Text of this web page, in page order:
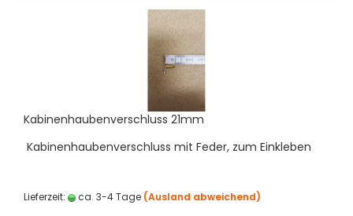
Kabinenhaubenverschluss 21mm
Kabinenhaubenverschluss mit Feder, zum Einkleben
Lieferzeit: ca. 3-4 Tage (Ausland abweichend)